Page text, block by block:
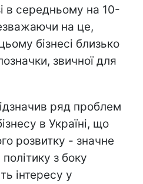
в середньому на 10-
на це,
бізнесі близько
звичної для
ряд проблем
в Україні, що
розвитку - значне
з боку
інтересу у